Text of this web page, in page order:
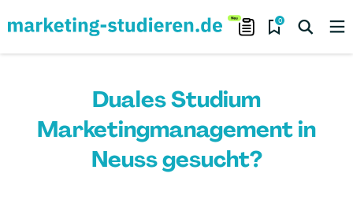
0
Duales Studium
Marketingmanagement in
Neuss gesucht?